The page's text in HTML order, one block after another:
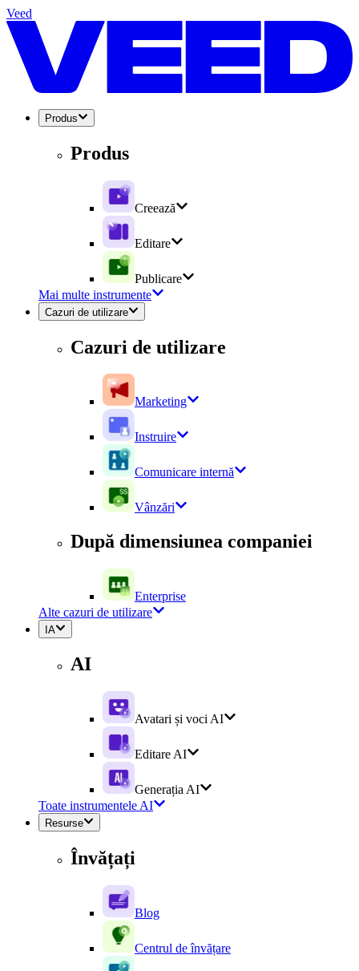
Veed
Produs
Produs
Creează
Editare
Publicare
Mai multe instrumente
Cazuri de utilizare
Cazuri de utilizare
Marketing
Instruire
Comunicare internă
Vânzări
După dimensiunea companiei
Enterprise
Alte cazuri de utilizare
IA
AI
Avatari și voci AI
Editare AI
Generația AI
Toate instrumentele AI
Resurse
Învățați
Blog
Centrul de învățare